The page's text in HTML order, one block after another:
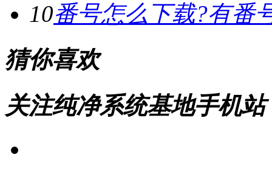
10番号怎么下载?有番
猜你喜欢
关注纯净系统基地手机站